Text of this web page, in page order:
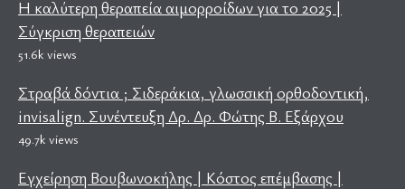
Η καλύτερη θεραπεία αιμορροίδων για το 2025 |
Σύγκριση θεραπειών
51.6k views
Στραβά δόντια ; Σιδεράκια, γλωσσική ορθοδοντική,
invisalign. Συνέντευξη Δρ. Δρ. Φώτης Β. Εξάρχου
49.7k views
Εγχείρηση Βουβωνοκήλης | Κόστος επέμβασης |